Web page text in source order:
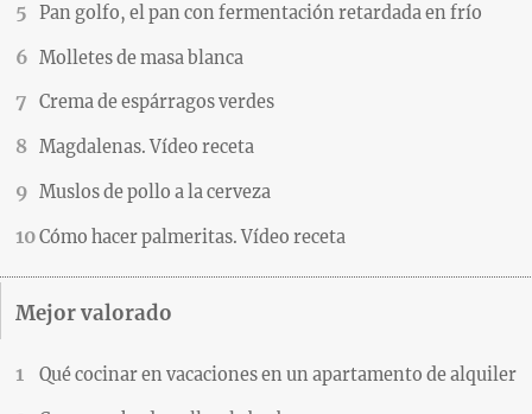
Pan golfo, el pan con fermentación retardada en frío
Molletes de masa blanca
Crema de espárragos verdes
Magdalenas. Vídeo receta
Muslos de pollo a la cerveza
Cómo hacer palmeritas. Vídeo receta
Mejor valorado
Qué cocinar en vacaciones en un apartamento de alquiler